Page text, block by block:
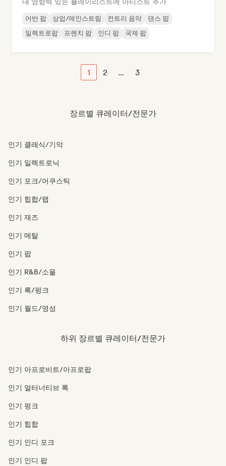
어반 팝 상업/메인스트림 컨트리 음악
댄스 팝
일렉트로팝
프렌치 팝 인디 팝 국제 팝
1 2 ... 3
장르별 큐레이터/전문가
인기 클래식/기악
인기 일렉트로닉
인기 포크/어쿠스틱
인기 힙합/랩
인기 재즈
인기 메탈
인기 팝
인기 R&B/소울
인기 록/펑크
인기 월드/영성
하위 장르별 큐레이터/전문가
인기 아프로비트/아프로팝
인기 얼터너티브 록
인기 펑크
인기 힙합
인기 인디 포크
인기 인디 팝